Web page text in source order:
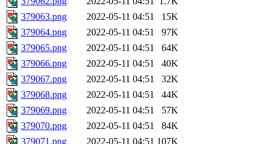
379063.png
2022-05-11 04:51
15K
379064.png
2022-05-11 04:51
97K
379065.png
2022-05-11 04:51
64K
379066.png
2022-05-11 04:51
40K
379067.png
2022-05-11 04:51
32K
379068.png
2022-05-11 04:51
44K
379069.png
2022-05-11 04:51
57K
379070.png
2022-05-11 04:51
84K
379071.png
2022-05-11 04:51 107K